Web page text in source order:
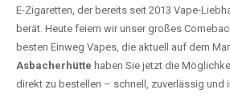
E-Zigaretten, der bereits seit 2013 Vape-
berät. Heute feiern wir unser großes
besten Einweg Vapes, die aktuell auf dem
Asbacherhütte haben Sie jetzt die
direkt zu bestellen – schnell, zuverlässig und